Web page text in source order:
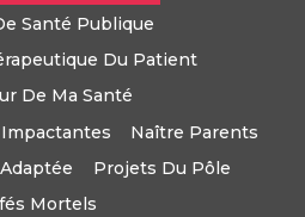
Santé Publique
Du Patient
De Ma Santé
Naître Parents
Projets Du Pôle
Mortels